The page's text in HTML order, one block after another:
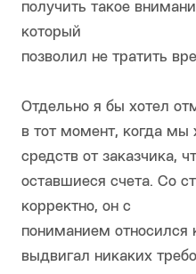
получить такое
который
позволил не тратить
Отдельно я бы хотел
в тот момент, когда мы
средств от заказчика,
оставшиеся счета. Со
корректно, он с
пониманием
выдвигал никаких